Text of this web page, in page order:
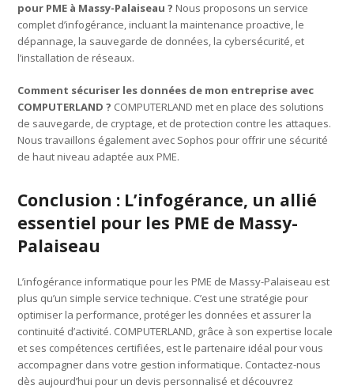
pour PME à Massy-Palaiseau ? Nous proposons un service
complet d’infogérance, incluant la maintenance proactive, le
dépannage, la sauvegarde de données, la cybersécurité, et
l’installation de réseaux.
Comment sécuriser les données de mon entreprise avec
COMPUTERLAND ? COMPUTERLAND met en place des solutions
de sauvegarde, de cryptage, et de protection contre les attaques.
Nous travaillons également avec Sophos pour offrir une sécurité
de haut niveau adaptée aux PME.
Conclusion : L’infogérance, un allié
essentiel pour les PME de Massy-
Palaiseau
L’infogérance informatique pour les PME de Massy-Palaiseau est
plus qu’un simple service technique. C’est une stratégie pour
optimiser la performance, protéger les données et assurer la
continuité d’activité. COMPUTERLAND, grâce à son expertise locale
et ses compétences certifiées, est le partenaire idéal pour vous
accompagner dans votre gestion informatique. Contactez-nous
dès aujourd’hui pour un devis personnalisé et découvrez